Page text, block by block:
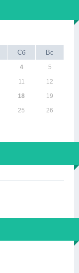
Сб Вс
4 5
11 12
18 19
25 26